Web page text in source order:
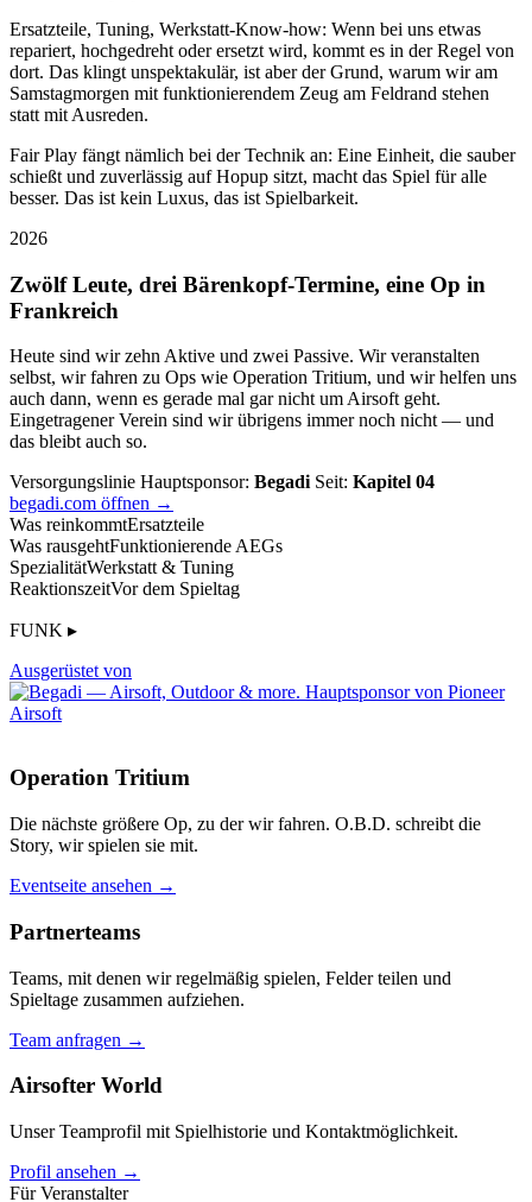
Ersatzteile, Tuning, Werkstatt-Know-how: Wenn bei uns etwas
repariert, hochgedreht oder ersetzt wird, kommt es in der Regel von
dort. Das klingt unspektakulär, ist aber der Grund, warum wir am
Samstagmorgen mit funktionierendem Zeug am Feldrand stehen
statt mit Ausreden.
Fair Play fängt nämlich bei der Technik an: Eine Einheit, die sauber
schießt und zuverlässig auf Hopup sitzt, macht das Spiel für alle
besser. Das ist kein Luxus, das ist Spielbarkeit.
2026
Zwölf Leute, drei Bärenkopf-Termine, eine Op in
Frankreich
Heute sind wir zehn Aktive und zwei Passive. Wir veranstalten
selbst, wir fahren zu Ops wie Operation Tritium, und wir helfen uns
auch dann, wenn es gerade mal gar nicht um Airsoft geht.
Eingetragener Verein sind wir übrigens immer noch nicht — und
das bleibt auch so.
Versorgungslinie Hauptsponsor: Begadi Seit: Kapitel 04
begadi.com öffnen →
Was reinkommtErsatzteile
Was rausgehtFunktionierende AEGs
SpezialitätWerkstatt & Tuning
ReaktionszeitVor dem Spieltag
FUNK ▸
Ausgerüstet von
Operation Tritium
Die nächste größere Op, zu der wir fahren. O.B.D. schreibt die
Story, wir spielen sie mit.
Eventseite ansehen →
Partnerteams
Teams, mit denen wir regelmäßig spielen, Felder teilen und
Spieltage zusammen aufziehen.
Team anfragen →
Airsofter World
Unser Teamprofil mit Spielhistorie und Kontaktmöglichkeit.
Profil ansehen →
Für Veranstalter